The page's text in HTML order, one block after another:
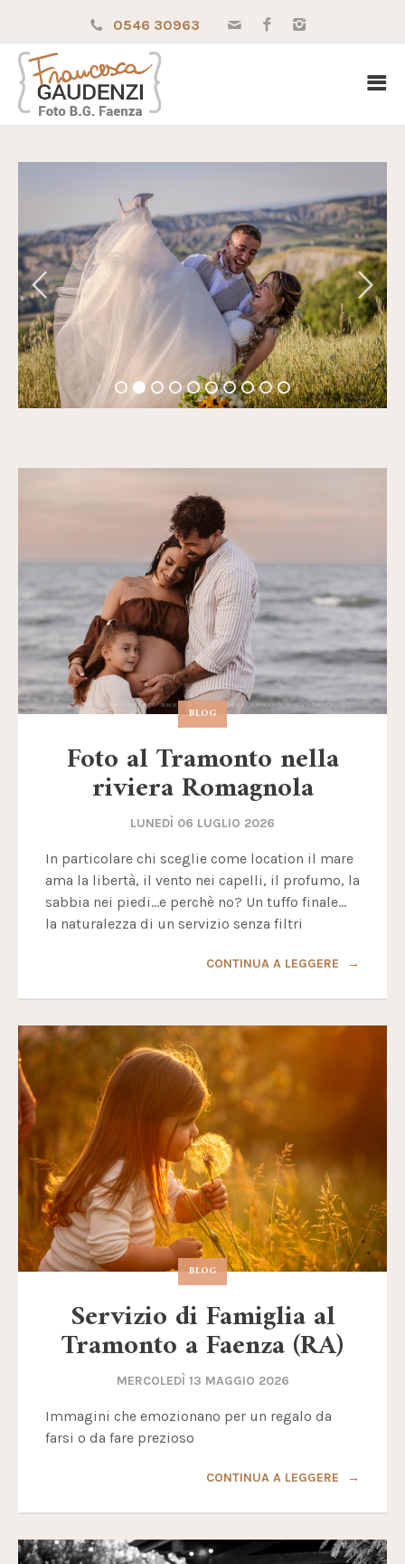
0546 30963
BLOG
Foto al Tramonto nella
riviera Romagnola
LUNEDÌ 06 LUGLIO 2026
In particolare chi sceglie come location il mare
ama la libertà, il vento nei capelli, il profumo, la
sabbia nei piedi...e perchè no? Un tuffo finale...
la naturalezza di un servizio senza filtri
CONTINUA A LEGGERE
BLOG
Servizio di Famiglia al
Tramonto a Faenza (RA)
MERCOLEDÌ 13 MAGGIO 2026
Immagini che emozionano per un regalo da
farsi o da fare prezioso
CONTINUA A LEGGERE